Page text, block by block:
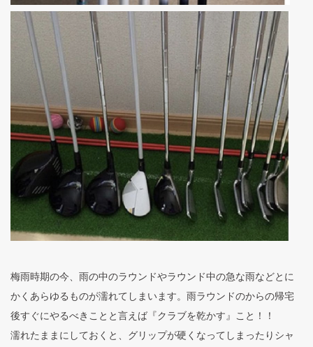
梅雨時期の今、雨の中のラウンドやラウンド中の急な雨などとに
かくあらゆるものが濡れてしまいます。雨ラウンドのからの帰宅
後すぐにやるべきことと言えば『クラブを乾かす』こと！！
濡れたままにしておくと、グリップが硬くなってしまったりシャ